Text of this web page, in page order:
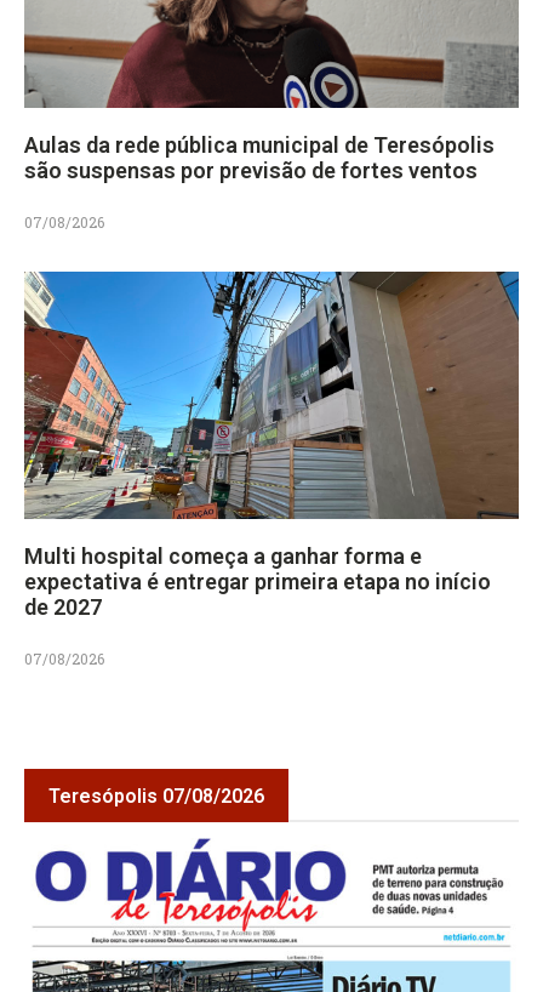
Aulas da rede pública municipal de Teresópolis
são suspensas por previsão de fortes ventos
07/08/2026
Multi hospital começa a ganhar forma e
expectativa é entregar primeira etapa no início
de 2027
07/08/2026
Teresópolis 07/08/2026